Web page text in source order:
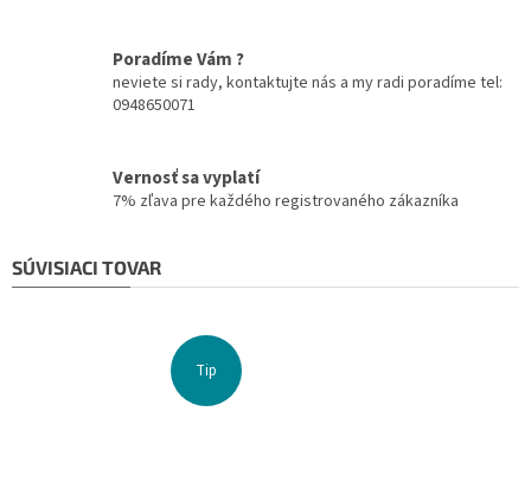
Poradíme Vám ?
neviete si rady, kontaktujte nás a my radi poradíme tel:
0948650071
Vernosť sa vyplatí
7% zľava pre každého registrovaného zákazníka
SÚVISIACI TOVAR
Tip